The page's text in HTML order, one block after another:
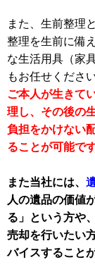
また、生前整理
整理を生前に備
な生活用具（家
もお任せください
ご本人が生きて
理し、その後の
負担をかけない
ることが可能です
また当社には、
人の遺品の価値
る」という方や
売却を行いたい
バイスすること